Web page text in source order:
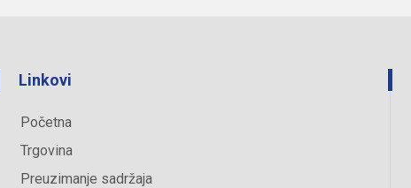
Linkovi
Početna
Trgovina
Preuzimanje sadržaja